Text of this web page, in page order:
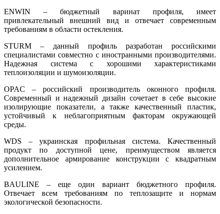
ENWIN – бюджетный варинат профиля, имеет
привлекательный внешний вид и отвечает современным
требованиям в области остекления.
STURM – данный профиль разработан российскими
специалистами совместно с иностранными производителями.
Надежная система с хорошими характеристиками
теплоизоляции и шумоизоляции.
OPAC – российский производитель оконного профиля.
Современный и надежный дизайн сочетает в себе высокие
изолирующие показатели, а также качественный пластик,
устойчивый к неблагоприятным факторам окружающей
среды.
WDS – украинская профильная система. Качественный
продукт по доступной цене, преимуществом является
дополнительное армирование конструкции с квадратным
усилением.
BAULINE – еще один вариант бюджетного профиля.
Отвечает всем требованиям по теплозащите и нормам
экологической безопасности.